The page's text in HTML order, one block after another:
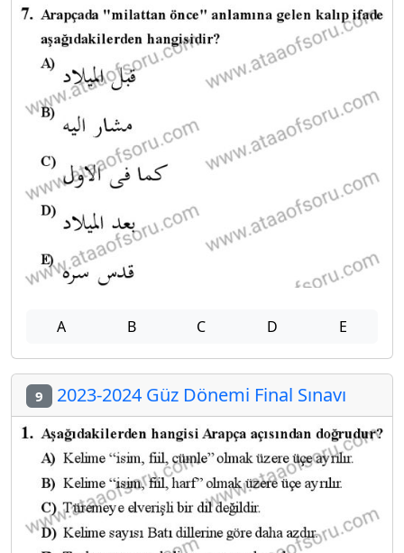
A B C D E
9 2023-2024 Güz Dönemi Final Sınavı